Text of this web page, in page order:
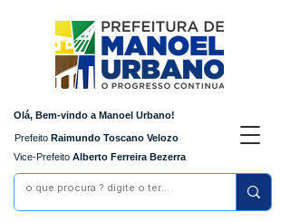
Olá, Bem-vindo a Manoel Urbano!
Prefeito Raimundo Toscano Velozo
Vice-Prefeito Alberto Ferreira Bezerra